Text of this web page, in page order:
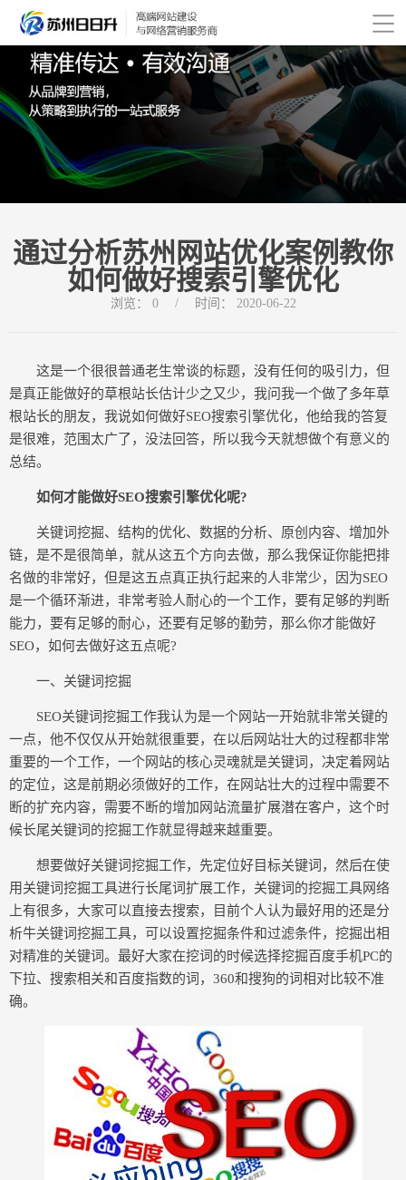
通过分析苏州网站优化案例教你
如何做好搜索引擎优化
浏览： 0 / 时间： 2020-06-22
这是一个很很普通老生常谈的标题，没有任何的吸引力，但
是真正能做好的草根站长估计少之又少，我问我一个做了多年草
根站长的朋友，我说如何做好SEO搜索引擎优化，他给我的答复
是很难，范围太广了，没法回答，所以我今天就想做个有意义的
总结。
如何才能做好SEO搜索引擎优化呢?
关键词挖掘、结构的优化、数据的分析、原创内容、增加外
链，是不是很简单，就从这五个方向去做，那么我保证你能把排
名做的非常好，但是这五点真正执行起来的人非常少，因为SEO
是一个循环渐进，非常考验人耐心的一个工作，要有足够的判断
能力，要有足够的耐心，还要有足够的勤劳，那么你才能做好
SEO，如何去做好这五点呢?
一、关键词挖掘
SEO关键词挖掘工作我认为是一个网站一开始就非常关键的
一点，他不仅仅从开始就很重要，在以后网站壮大的过程都非常
重要的一个工作，一个网站的核心灵魂就是关键词，决定着网站
的定位，这是前期必须做好的工作，在网站壮大的过程中需要不
断的扩充内容，需要不断的增加网站流量扩展潜在客户，这个时
候长尾关键词的挖掘工作就显得越来越重要。
想要做好关键词挖掘工作，先定位好目标关键词，然后在使
用关键词挖掘工具进行长尾词扩展工作，关键词的挖掘工具网络
上有很多，大家可以直接去搜索，目前个人认为最好用的还是分
析牛关键词挖掘工具，可以设置挖掘条件和过滤条件，挖掘出相
对精准的关键词。最好大家在挖词的时候选择挖掘百度手机PC的
下拉、搜索相关和百度指数的词，360和搜狗的词相对比较不准
确。